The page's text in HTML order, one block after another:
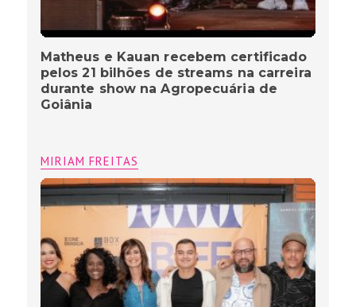
Matheus e Kauan recebem certificado
pelos 21 bilhões de streams na carreira
durante show na Agropecuária de
Goiânia
MIRIAM FREITAS